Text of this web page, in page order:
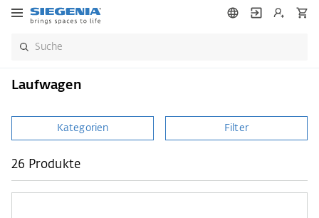
Laufwagen
Kategorien Filter
26 Produkte